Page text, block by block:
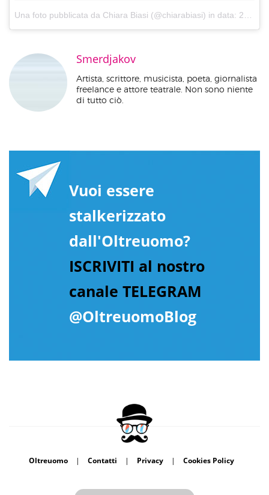
Una foto pubblicata da Chiara Biasi (@chiarabiasi) in data: 23 Mag 2015 alle ore 12:46 PDT
Smerdjakov
Artista, scrittore, musicista, poeta, giornalista
freelance e attore teatrale. Non sono niente
di tutto ciò.
Vuoi essere
stalkerizzato
dall'Oltreuomo?
ISCRIVITI al nostro
canale TELEGRAM
@OltreuomoBlog
Oltreuomo | Contatti | Privacy | Cookies Policy